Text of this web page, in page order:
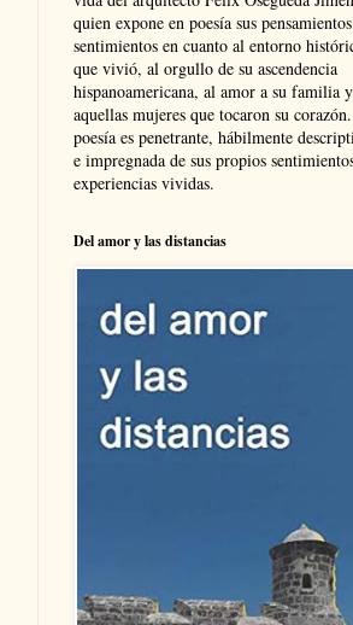
quien expone en poesía sus
sentimientos en cuanto al entorno
que vivió, al orgullo de su ascendencia
hispanoamericana, al amor a su familia
aquellas mujeres que tocaron su
poesía es penetrante, hábilmente
e impregnada de sus propios
experiencias vividas.
Del amor y las distancias